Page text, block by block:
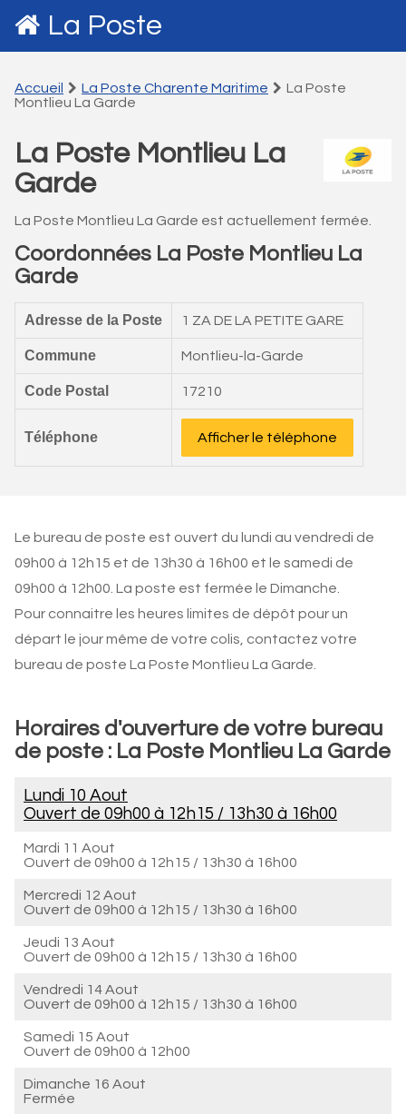
La Poste
Accueil La Poste Charente Maritime
La Poste
Montlieu La Garde
La Poste Montlieu La
Garde
La Poste Montlieu La Garde est actuellement fermée.
Coordonnées La Poste Montlieu La
Garde
Adresse de la Poste 1 ZA DE LA PETITE GARE
Commune Montlieu-la-Garde
Code Postal 17210
Téléphone Afficher le téléphone
Le bureau de poste est ouvert du lundi au vendredi de
09h00 à 12h15 et de 13h30 à 16h00 et le samedi de
09h00 à 12h00. La poste est fermée le Dimanche.
Pour connaitre les heures limites de dépôt pour un
départ le jour même de votre colis, contactez votre
bureau de poste La Poste Montlieu La Garde.
Horaires d'ouverture de votre bureau
de poste : La Poste Montlieu La Garde
Lundi 10 Aout
Ouvert de 09h00 à 12h15 / 13h30 à 16h00
Mardi 11 Aout
Ouvert de 09h00 à 12h15 / 13h30 à 16h00
Mercredi 12 Aout
Ouvert de 09h00 à 12h15 / 13h30 à 16h00
Jeudi 13 Aout
Ouvert de 09h00 à 12h15 / 13h30 à 16h00
Vendredi 14 Aout
Ouvert de 09h00 à 12h15 / 13h30 à 16h00
Samedi 15 Aout
Ouvert de 09h00 à 12h00
Dimanche 16 Aout
Fermée